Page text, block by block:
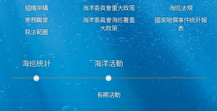
組織架構
業務職掌
執法範圍
海洋委員會重大政策
海洋委員會海巡署重
大政策
海巡法規
國家賠償事件統計報
表
海巡統計 海洋活動
長期活動